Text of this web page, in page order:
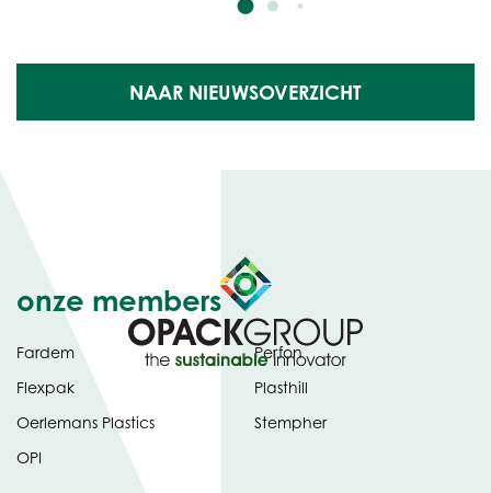
NAAR NIEUWSOVERZICHT
onze members
Fardem
Flexpak
Oerlemans Plastics
OPI
Perfon
Plasthill
Stempher